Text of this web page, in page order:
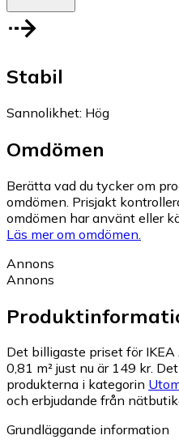
Stabil
Sannolikhet: Hög
Omdömen
Berätta vad du tycker om
omdömen. Prisjakt
omdömen har använt eller
Läs mer om omdömen.
Annons
Annons
Det billigaste priset för IKEA
0,81 m² just nu är 149 kr.
produkterna i kategorin
och erbjudande från
Grundläggande information